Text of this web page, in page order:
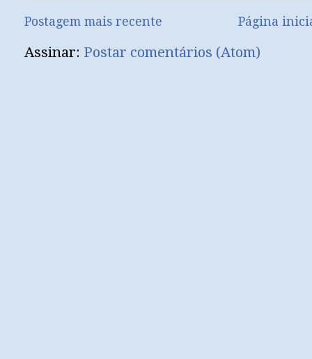
Postagem mais recente Página
Assinar: Postar comentários (Atom)